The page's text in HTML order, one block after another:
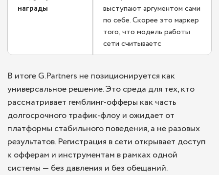
награды
выступают аргументом сами
по себе. Скорее это маркер
того, что модель работы
сети считываетс
В итоге G.Partners не позиционируется как
универсальное решение. Это среда для тех, кто
рассматривает гемблинг-офферы как часть
долгосрочного трафик-флоу и ожидает от
платформы стабильного поведения, а не разовых
результатов. Регистрация в сети открывает доступ
к офферам и инструментам в рамках одной
системы — без давления и без обещаний.